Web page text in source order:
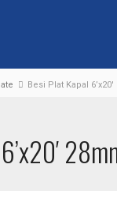
Besi Plat Kapal